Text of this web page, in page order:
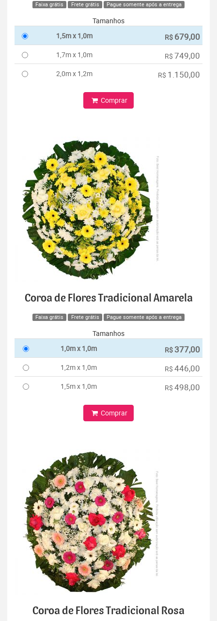
Faixa grátis Frete grátis Pague somente após a entrega
Tamanhos
1,5m x 1,0m
R$ 679,00
1,7m x 1,0m R$ 749,00
2,0m x 1,2m R$ 1.150,00
Comprar
Coroa de Flores Tradicional Amarela
Faixa grátis Frete grátis Pague somente após a entrega
Tamanhos
1,0m x 1,0m
R$ 377,00
1,2m x 1,0m R$ 446,00
1,5m x 1,0m R$ 498,00
Comprar
Coroa de Flores Tradicional Rosa